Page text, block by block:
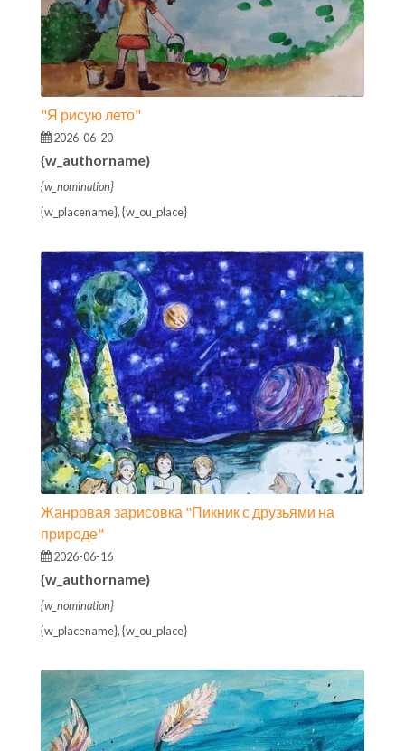
"Я рисую лето"
2026-06-20
{w_authorname}
{w_nomination}
{w_placename}, {w_ou_place}
Жанровая зарисовка "Пикник с друзьями на
природе"
2026-06-16
{w_authorname}
{w_nomination}
{w_placename}, {w_ou_place}